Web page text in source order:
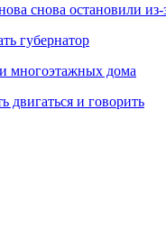
снова остановили
губернатор
многоэтажных дома
двигаться и говорить